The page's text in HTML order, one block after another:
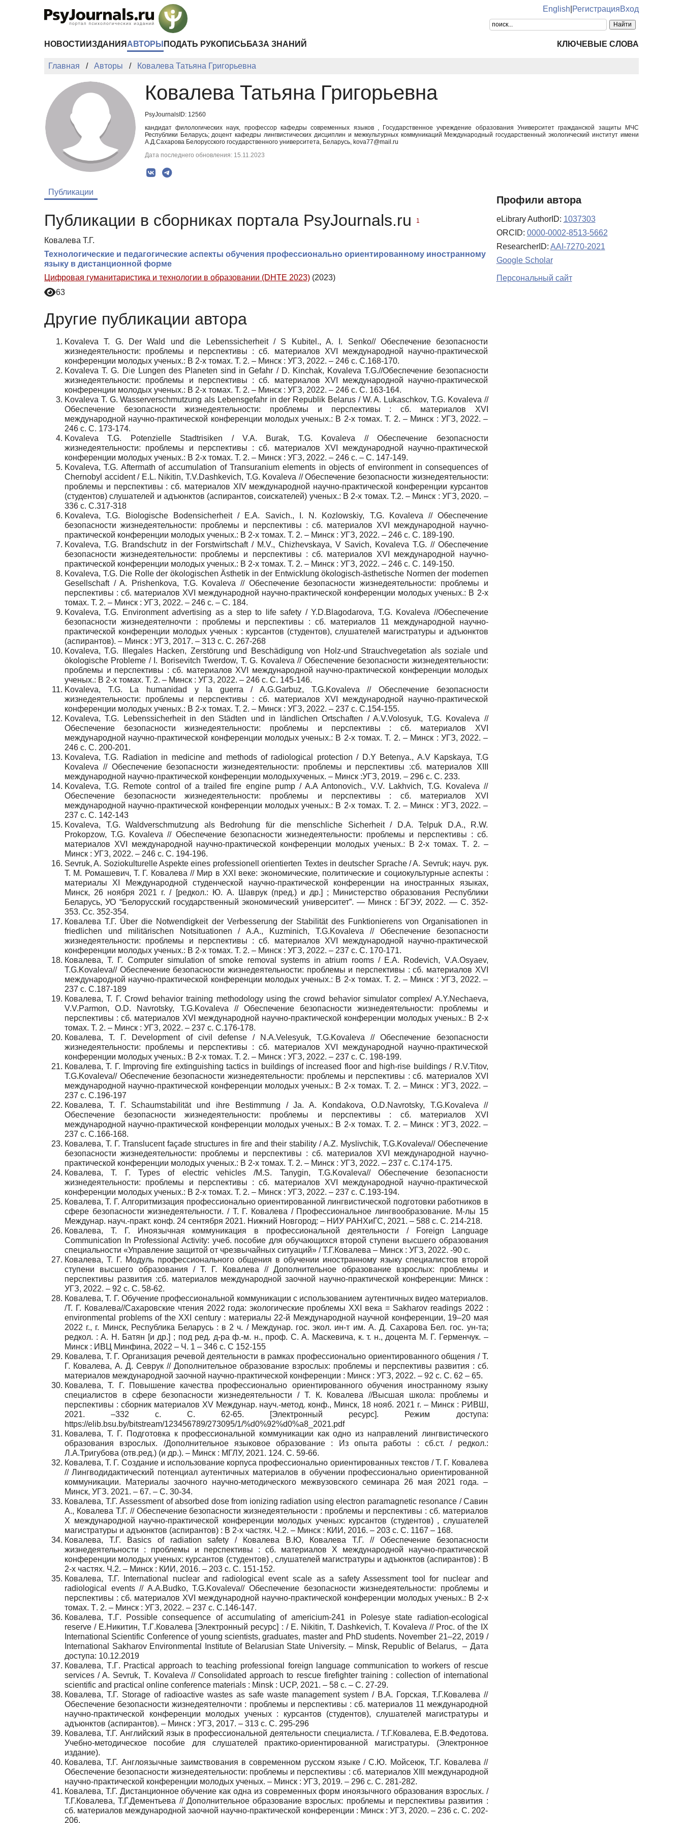
English РегистрацияВход
НОВОСТИ ИЗДАНИЯ АВТОРЫ ПОДАТЬ РУКОПИСЬ БАЗА ЗНАНИЙ КЛЮЧЕВЫЕ СЛОВА
Главная Авторы Ковалева Татьяна Григорьевна
Ковалева Татьяна Григорьевна
PsyJournalsID: 12560
кандидат филологических наук, профессор кафедры современных языков , Государственное учреждение образования Университет гражданской защиты МЧС
Республики Беларусь; доцент кафедры лингвистических дисциплин и межкультурных коммуникаций Международный государственный экологический институт имени
А.Д.Сахарова Белорусского государственного университета, Беларусь, kova77@mail.ru
Дата последнего обновления: 15.11.2023
Публикации
Публикации в сборниках портала PsyJournals.ru 1
Ковалева Т.Г.
Технологические и педагогические аспекты обучения профессионально ориентированному иностранному
языку в дистанционной форме
Цифровая гуманитаристика и технологии в образовании (DHTE 2023) (2023)
63
Другие публикации автора
Kovaleva T. G. Der Wald und die Lebenssicherheit / S Kubitel., A. I. Senko// Обеспечение безопасности
жизнедеятельности: проблемы и перспективы : сб. материалов XVI международной научно-практической
конференции молодых ученых.: В 2-х томах. Т. 2. – Минск : УГЗ, 2022. – 246 с. C.168-170.
Kovaleva T. G. Die Lungen des Planeten sind in Gefahr / D. Kinchak, Kovaleva T.G.//Обеспечение безопасности
жизнедеятельности: проблемы и перспективы : сб. материалов XVI международной научно-практической
конференции молодых ученых.: В 2-х томах. Т. 2. – Минск : УГЗ, 2022. – 246 с. C. 163-164.
Kovaleva T. G. Wasserverschmutzung als Lebensgefahr in der Republik Belarus / W. A. Lukaschkov, T.G. Kovaleva //
Обеспечение безопасности жизнедеятельности: проблемы и перспективы : сб. материалов XVI
международной научно-практической конференции молодых ученых.: В 2-х томах. Т. 2. – Минск : УГЗ, 2022. –
246 с. C. 173-174.
Kovaleva T.G. Potenzielle Stadtrisiken / V.A. Burak, T.G. Kovaleva // Обеспечение безопасности
жизнедеятельности: проблемы и перспективы : сб. материалов XVI международной научно-практической
конференции молодых ученых.: В 2-х томах. Т. 2. – Минск : УГЗ, 2022. – 246 с. – C. 147-149.
Kovaleva, T.G. Aftermath of accumulation of Transuranium elements in objects of environment in consequences of
Chernobyl accident / E.L. Nikitin, T.V.Dashkevich, T.G. Kovaleva // Обеспечение безопасности жизнедеятельности:
проблемы и перспективы : сб. материалов XIV международной научно-практической конференции курсантов
(студентов) слушателей и адъюнктов (аспирантов, соискателей) ученых.: В 2-х томах. Т.2. – Минск : УГЗ, 2020. –
336 с. C.317-318
Kovaleva, T.G. Biologische Bodensicherheit / E.A. Savich., I. N. Kozlowskiy, T.G. Kovaleva // Обеспечение
безопасности жизнедеятельности: проблемы и перспективы : сб. материалов XVI международной научно-
практической конференции молодых ученых.: В 2-х томах. Т. 2. – Минск : УГЗ, 2022. – 246 с. C. 189-190.
Kovaleva, T.G. Brandschutz in der Forstwirtschaft / M.V., Chizhevskaya, V Savich, Kovaleva T.G. // Обеспечение
безопасности жизнедеятельности: проблемы и перспективы : сб. материалов XVI международной научно-
практической конференции молодых ученых.: В 2-х томах. Т. 2. – Минск : УГЗ, 2022. – 246 с. C. 149-150.
Kovaleva, T.G. Die Rolle der ökologischen Ästhetik in der Entwicklung ökologisch-ästhetische Normen der modernen
Gesellschaft / A. Prishenkova, T.G. Kovaleva // Обеспечение безопасности жизнедеятельности: проблемы и
перспективы : сб. материалов XVI международной научно-практической конференции молодых ученых.: В 2-х
томах. Т. 2. – Минск : УГЗ, 2022. – 246 с. – C. 184.
Kovaleva, T.G. Environment advertising as a step to life safety / Y.D.Blagodarova, T.G. Kovaleva //Обеспечение
безопасности жизнедеятелночти : проблемы и перспективы : сб. материалов 11 международной научно-
практической конференции молодых ученых : курсантов (студентов), слушателей магистратуры и адъюнктов
(аспирантов). – Минск : УГЗ, 2017. – 313 с. С. 267-268
Kovaleva, T.G. Illegales Hacken, Zerstörung und Beschädigung von Holz-und Strauchvegetation als soziale und
ökologische Probleme / I. Borisevitch Twerdow, T. G. Kovaleva // Обеспечение безопасности жизнедеятельности:
проблемы и перспективы : сб. материалов XVI международной научно-практической конференции молодых
ученых.: В 2-х томах. Т. 2. – Минск : УГЗ, 2022. – 246 с. C. 145-146.
Kovaleva, T.G. La humanidad y la guerra / A.G.Garbuz, T.G.Kovaleva // Обеспечение безопасности
жизнедеятельности: проблемы и перспективы : сб. материалов XVI международной научно-практической
конференции молодых ученых.: В 2-х томах. Т. 2. – Минск : УГЗ, 2022. – 237 с. C.154-155.
Kovaleva, T.G. Lebenssicherheit in den Städten und in ländlichen Ortschaften / A.V.Volosyuk, T.G. Kovaleva //
Обеспечение безопасности жизнедеятельности: проблемы и перспективы : сб. материалов XVI
международной научно-практической конференции молодых ученых.: В 2-х томах. Т. 2. – Минск : УГЗ, 2022. –
246 с. C. 200-201.
Kovaleva, T.G. Radiation in medicine and methods of radiological protection / D.Y Betenya., A.V Kapskaya, T.G
Kovaleva // Обеспечение безопасности жизнедеятельности: проблемы и перспективы :сб. материалов XIII
международной научно-практической конференции молодыхученых. – Минск :УГЗ, 2019. – 296 с. C. 233.
Kovaleva, T.G. Remote control of a trailed fire engine pump / A.A Antonovich., V.V. Lakhvich, T.G. Kovaleva //
Обеспечение безопасности жизнедеятельности: проблемы и перспективы : сб. материалов XVI
международной научно-практической конференции молодых ученых.: В 2-х томах. Т. 2. – Минск : УГЗ, 2022. –
237 с. C. 142-143
Kovaleva, T.G. Waldverschmutzung als Bedrohung für die menschliche Sicherheit / D.A. Telpuk D.A., R.W.
Prokopzow, T.G. Kovaleva // Обеспечение безопасности жизнедеятельности: проблемы и перспективы : сб.
материалов XVI международной научно-практической конференции молодых ученых.: В 2-х томах. Т. 2. –
Минск : УГЗ, 2022. – 246 с. C. 194-196.
Sevruk, A. Soziokulturelle Aspekte eines professionell orientierten Textes in deutscher Sprache / A. Sevruk; науч. рук.
Т. М. Ромашевич, Т. Г. Ковалева // Мир в XXI веке: экономические, политические и социокультурные аспекты :
материалы XI Международной студенческой научно-практической конференции на иностранных языках,
Минск, 26 ноября 2021 г. / [редкол.: Ю. А. Шаврук (пред.) и др.] ; Министерство образования Республики
Беларусь, УО “Белорусский государственный экономический университет”. — Минск : БГЭУ, 2022. — С. 352-
353. Сс. 352-354.
Ковалева Т.Г. Über die Notwendigkeit der Verbesserung der Stabilität des Funktionierens von Organisationen in
friedlichen und militärischen Notsituationen / А.А., Kuzminich, T.G.Kovaleva // Обеспечение безопасности
жизнедеятельности: проблемы и перспективы : сб. материалов XVI международной научно-практической
конференции молодых ученых.: В 2-х томах. Т. 2. – Минск : УГЗ, 2022. – 237 с. C. 170-171.
Ковалева, Т. Г. Computer simulation of smoke removal systems in atrium rooms / E.A. Rodevich, V.A.Osyaev,
T.G.Kovaleva// Обеспечение безопасности жизнедеятельности: проблемы и перспективы : сб. материалов XVI
международной научно-практической конференции молодых ученых.: В 2-х томах. Т. 2. – Минск : УГЗ, 2022. –
237 с. C.187-189
Ковалева, Т. Г. Crowd behavior training methodology using the crowd behavior simulator complex/ A.Y.Nechaeva,
V.V.Parmon, O.D. Navrotsky, T.G.Kovaleva // Обеспечение безопасности жизнедеятельности: проблемы и
перспективы : сб. материалов XVI международной научно-практической конференции молодых ученых.: В 2-х
томах. Т. 2. – Минск : УГЗ, 2022. – 237 с. C.176-178.
Ковалева, Т. Г. Development of civil defense / N.A.Velesyuk, T.G.Kovaleva // Обеспечение безопасности
жизнедеятельности: проблемы и перспективы : сб. материалов XVI международной научно-практической
конференции молодых ученых.: В 2-х томах. Т. 2. – Минск : УГЗ, 2022. – 237 с. C. 198-199.
Ковалева, Т. Г. Improving fire extinguishing tactics in buildings of increased floor and high-rise buildings / R.V.Titov,
T.G.Kovaleva// Обеспечение безопасности жизнедеятельности: проблемы и перспективы : сб. материалов XVI
международной научно-практической конференции молодых ученых.: В 2-х томах. Т. 2. – Минск : УГЗ, 2022. –
237 с. C.196-197
Ковалева, Т. Г. Schaumstabilität und ihre Bestimmung / Ja. A. Kondakova, O.D.Navrotsky, T.G.Kovaleva //
Обеспечение безопасности жизнедеятельности: проблемы и перспективы : сб. материалов XVI
международной научно-практической конференции молодых ученых.: В 2-х томах. Т. 2. – Минск : УГЗ, 2022. –
237 с. C.166-168.
Ковалева, Т. Г. Translucent façade structures in fire and their stability / A.Z. Myslivchik, T.G.Kovaleva// Обеспечение
безопасности жизнедеятельности: проблемы и перспективы : сб. материалов XVI международной научно-
практической конференции молодых ученых.: В 2-х томах. Т. 2. – Минск : УГЗ, 2022. – 237 с. C.174-175.
Ковалева, Т. Г. Types of electric vehicles /M.S. Tanygin, T.G.Kovaleva// Обеспечение безопасности
жизнедеятельности: проблемы и перспективы : сб. материалов XVI международной научно-практической
конференции молодых ученых.: В 2-х томах. Т. 2. – Минск : УГЗ, 2022. – 237 с. C.193-194.
Ковалева, Т. Г. Алгоритмизация профессионально ориентированной лингвистической подготовки работников в
сфере безопасности жизнедеятельности. / Т. Г. Ковалева / Профессиональное лингвообразование. М-лы 15
Междунар. науч.-практ. конф. 24 сентября 2021. Нижний Новгород: – НИУ РАНХиГС, 2021. – 588 с. С. 214-218.
Ковалева, Т. Г. Иноязычная коммуникация в профессиональной деятельности / Foreign Language
Communication In Professional Activity: учеб. пособие для обучающихся второй ступени высшего образования
специальности «Управление защитой от чрезвычайных ситуаций» / Т.Г.Ковалева – Минск : УГЗ, 2022. -90 с.
Ковалева, Т. Г. Модуль профессионального общения в обучении иностранному языку специалистов второй
ступени высшего образования / Т. Г. Ковалева // Дополнительное образование взрослых: проблемы и
перспективы развития :сб. материалов международной заочной научно-практической конференции: Минск :
УГЗ, 2022. – 92 с. С. 58-62.
Ковалева, Т. Г. Обучение профессиональной коммуникации с использованием аутентичных видео материалов.
/Т. Г. Ковалева//Сахаровские чтения 2022 года: экологические проблемы XXI века = Sakharov readings 2022 :
environmental problems of the XXI century : материалы 22-й Международной научной конференции, 19–20 мая
2022 г., г. Минск, Республика Беларусь : в 2 ч. / Междунар. гос. экол. ин-т им. А. Д. Сахарова Бел. гос. ун-та;
редкол. : А. Н. Батян [и др.] ; под ред. д-ра ф.-м. н., проф. С. А. Маскевича, к. т. н., доцента М. Г. Герменчук. –
Минск : ИВЦ Минфина, 2022 – Ч. 1 – 346 с. С 152-155
Ковалева, Т. Г. Организация речевой деятельности в рамках профессионально ориентированного общения / Т.
Г. Ковалева, А. Д. Севрук // Дополнительное образование взрослых: проблемы и перспективы развития : сб.
материалов международной заочной научно-практической конференции : Минск : УГЗ, 2022. – 92 с. С. 62 – 65.
Ковалева, Т. Г. Повышение качества профессионально ориентированного обучения иностранному языку
специалистов в сфере безопасности жизнедеятельности / Т. К. Ковалева //Высшая школа: проблемы и
перспективы : сборник материалов XV Междунар. науч.-метод. конф., Минск, 18 нояб. 2021 г. – Минск : РИВШ,
2021. –332 с. С. 62-65. [Электронный ресурс]. Режим доступа:
https://elib.bsu.by/bitstream/123456789/273095/1/%d0%92%d0%a8_2021.pdf
Ковалева, Т. Г. Подготовка к профессиональной коммуникации как одно из направлений лингвистического
образования взрослых. /Дополнительное языковое образование : Из опыта работы : сб.ст. / редкол.:
Л.А.Тригубова (отв.ред.) (и др.). – Минск : МГЛУ, 2021. 124. С. 59-66.
Ковалева, Т. Г. Создание и использование корпуса профессионально ориентированных текстов / Т. Г. Ковалева
// Лингводидактический потенциал аутентичных материалов в обучении профессионально ориентированной
коммуникации. Материалы заочного научно-методического межвузовского семинара 26 мая 2021 года. –
Минск, УГЗ. 2021. – 67. – С. 30-34.
Ковалева, Т.Г. Assessment of absorbed dose from ionizing radiation using electron paramagnetic resonance / Савин
А., Ковалева Т.Г. // Обеспечение безопасности жизнедеятельности : проблемы и перспективы : сб. материалов
X международной научно-практической конференции молодых ученых: курсантов (студентов) , слушателей
магистратуры и адъюнктов (аспирантов) : В 2-х частях. Ч.2. – Минск : КИИ, 2016. – 203 с. С. 1167 – 168.
Ковалева, Т.Г. Basics of radiation safety / Ковалева В.Ю, Ковалева Т.Г. // Обеспечение безопасности
жизнедеятельности : проблемы и перспективы : сб. материалов X международной научно-практической
конференции молодых ученых: курсантов (студентов) , слушателей магистратуры и адъюнктов (аспирантов) : В
2-х частях. Ч.2. – Минск : КИИ, 2016. – 203 с. С. 151-152.
Ковалева, Т.Г. International nuclear and radiological event scale as a safety Assessment tool for nuclear and
radiological events // A.A.Budko, T.G.Kovaleva// Обеспечение безопасности жизнедеятельности: проблемы и
перспективы : сб. материалов XVI международной научно-практической конференции молодых ученых.: В 2-х
томах. Т. 2. – Минск : УГЗ, 2022. – 237 с. C.146-147.
Ковалева,Т.Г. Possible consequence of accumulating of americium-241 in Polesye state radiation-ecological
reserve / Е.Никитин,Т.Г.Ковалева [Электронный ресурс] : / E. Nikitin, T. Dashkevich, T. Kovaleva // Proc.оf the IX
International Scientific Conference of young scientists, graduates, master and PhD students. November 21–22, 2019 /
International Sakharov Environmental Institute of Belarusian State University. – Minsk, Republic of Belarus, – Дата
доступа: 10.12.2019
Ковалева, Т.Г. Practical approach to teaching professional foreign language communication to workers of rescue
services / A. Sevruk, Т. Kovaleva // Consolidated approach to rescue firefighter training : collection of international
scientific and practical online conference materials : Minsk : UCP, 2021. – 58 с. – С. 27-29.
Ковалева, Т.Г. Storage of radioactive wastes as safe waste management system / В.А. Горская, Т.Г.Ковалева //
Обеспечение безопасности жизнедеятелночти : проблемы и перспективы : сб. материалов 11 международной
научно-практической конференции молодых ученых : курсантов (студентов), слушателей магистратуры и
адъюнктов (аспирантов). – Минск : УГЗ, 2017. – 313 с. С. 295-296
Ковалева, Т.Г. Английский язык в профессиональной деятельности специалиста. / Т.Г.Ковалева, Е.В.Федотова.
Учебно-методическое пособие для слушателей практико-ориентированной магистратуры. (Электронное
издание).
Ковалева, Т.Г. Англоязычные заимствования в современном русском языке / С.Ю. Мойсеюк, Т.Г. Ковалева //
Обеспечение безопасности жизнедеятельности: проблемы и перспективы : сб. материалов XIII международной
научно-практической конференции молодых ученых. – Минск : УГЗ, 2019. – 296 с. C. 281-282.
Ковалева, Т.Г. Дистанционное обучение как одна из современных форм иноязычного образования взрослых. /
Т.Г.Ковалева, Т.Г.Дементьева // Дополнительное образование взрослых: проблемы и перспективы развития :
сб. материалов международной заочной научно-практической конференции : Минск : УГЗ, 2020. – 236 с. С. 202-
206.
Профили автора
eLibrary AuthorID: 1037303
ORCID: 0000-0002-8513-5662
ResearcherID: AAI-7270-2021
Google Scholar
Персональный сайт